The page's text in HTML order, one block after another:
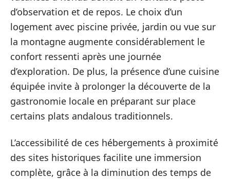
d’observation et de repos. Le choix d’un
logement avec piscine privée, jardin ou vue sur
la montagne augmente considérablement le
confort ressenti après une journée
d’exploration. De plus, la présence d’une cuisine
équipée invite à prolonger la découverte de la
gastronomie locale en préparant sur place
certains plats andalous traditionnels.
L’accessibilité de ces hébergements à proximité
des sites historiques facilite une immersion
complète, grâce à la diminution des temps de